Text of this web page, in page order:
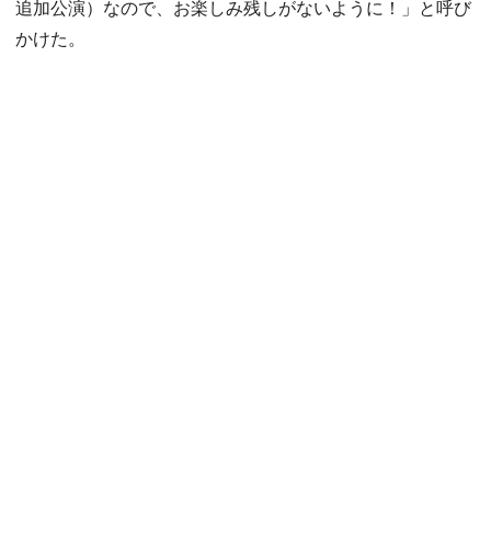
追加公演）なので、お楽しみ残しがないように！」と呼び
かけた。